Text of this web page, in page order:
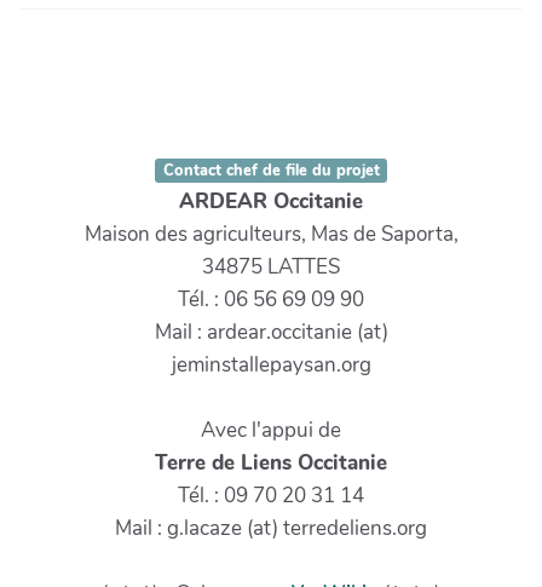
Contact chef de file du projet
ARDEAR Occitanie
Maison des agriculteurs, Mas de Saporta,
34875 LATTES
Tél. : 06 56 69 09 90
Mail : ardear.occitanie (at)
jeminstallepaysan.org
Avec l'appui de
Terre de Liens Occitanie
Tél. : 09 70 20 31 14
Mail : g.lacaze (at) terredeliens.org